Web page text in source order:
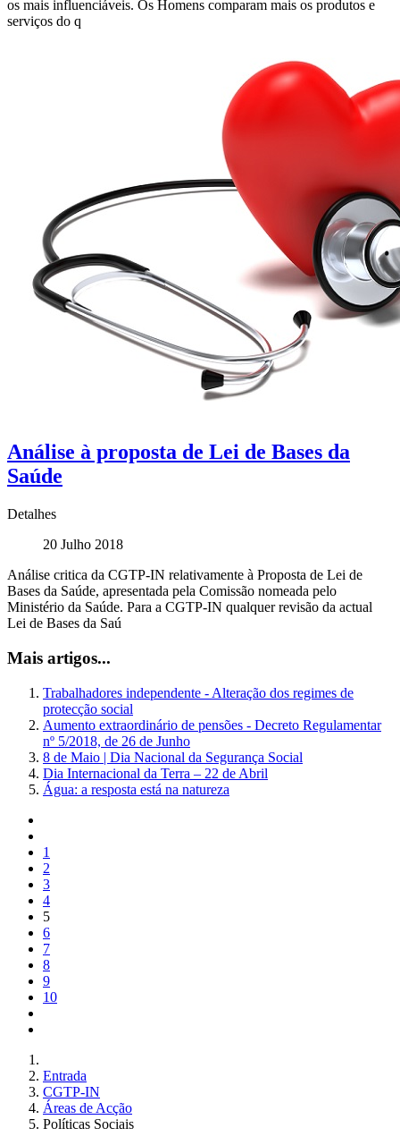
os mais influenciáveis. Os Homens comparam mais os produtos e
serviços do q
Análise à proposta de Lei de Bases da
Saúde
Detalhes
20 Julho 2018
Análise critica da CGTP-IN relativamente à Proposta de Lei de
Bases da Saúde, apresentada pela Comissão nomeada pelo
Ministério da Saúde. Para a CGTP-IN qualquer revisão da actual
Lei de Bases da Saú
Mais artigos...
Trabalhadores independente - Alteração dos regimes de
protecção social
Aumento extraordinário de pensões - Decreto Regulamentar
nº 5/2018, de 26 de Junho
8 de Maio | Dia Nacional da Segurança Social
Dia Internacional da Terra – 22 de Abril
Água: a resposta está na natureza
1
2
3
4
5
6
7
8
9
10
Entrada
CGTP-IN
Áreas de Acção
Políticas Sociais